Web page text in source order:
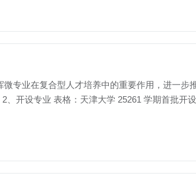
专业在复合型人才培养中的重要作用，进一步
开设专业 表格：天津大学 25261 学期首批开